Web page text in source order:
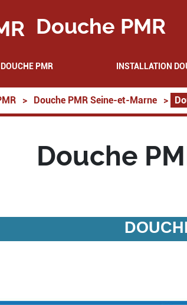
Douche PMR
DOUCHE PMR INSTALLATION
> Douche PMR Seine-et-Marne >
Douche